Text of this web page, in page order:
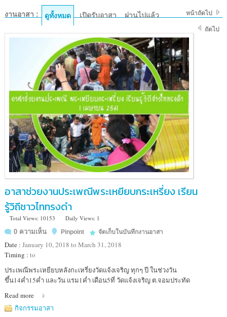
งานอาสา : ดูทั้งหมด เปิดรับอาสา ผ่านไปแล้ว หน้าถัดไป
ถัดไป
อาสาช่วยงานประเพณีพระเหยียบกระเหรี่ยง เรียน
รู้วิถีชาวไททรงดำ
Total Views: 10153
Daily Views: 1
0 ความเห็น
Pinpoint จัดเก็บในบันทึกงานอาสา
Date : January 10, 2018 to March 31, 2018
Timing : to
Location
:
แจ้ง
เจริญ
ประเพณีพระเหยียบหลังกะเหรี่ยงวัดแจ้งเจริญ ทุกๆ ปี ในช่วงวัน
ขึ้น14ค่ำ15ค่ำ และวัน แรม1ค่ำ เดือน5ที่ วัดแจ้งเจริญ ต.จอมประทัด
Read more
กิจกรรมอาสา